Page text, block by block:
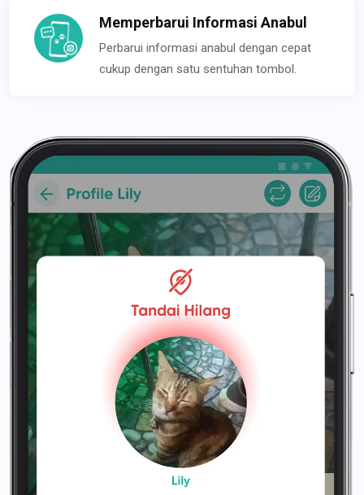
Memperbarui Informasi Anabul
Perbarui informasi anabul dengan cepat
cukup dengan satu sentuhan tombol.